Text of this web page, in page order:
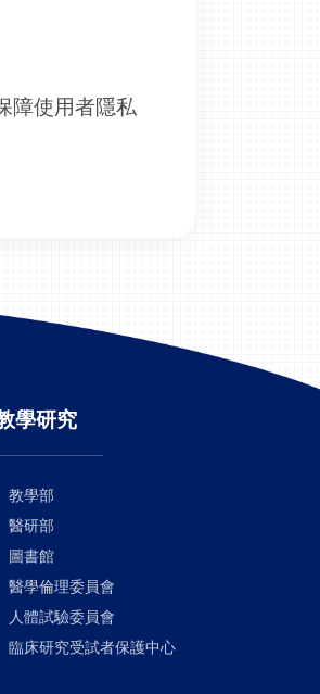
障使用者隱私
學研究
教學部
醫研部
圖書館
醫學倫理委員會
人體試驗委員會
臨床研究受試者保護中心